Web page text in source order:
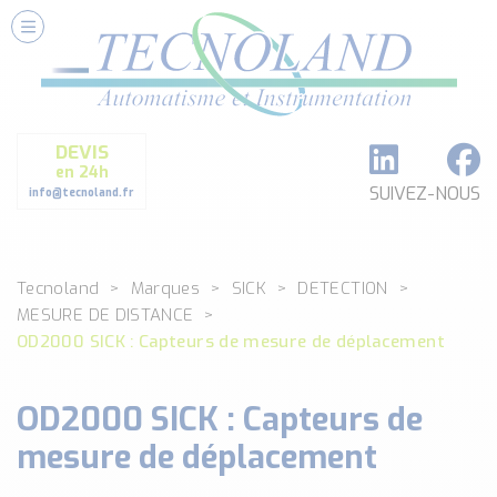
DEVIS
en 24h
info@tecnoland.fr SUIVEZ-NOUS
Nos Services
Conseils et Fourniture
Formation et Assistance
Architecture I-O Link multi fabricants
Classé par catégorie
DEBIT
DETECTION
SECURITE MACHINE
ENREGISTREUR + ACQUISITION DE DONNEES
Voir toutes les catégories …
Tecnoland Marques SICK
DETECTION
MESURE DE DISTANCE
OD2000 SICK : Capteurs de mesure de déplacement
OD2000 SICK : Capteurs de
mesure de déplacement